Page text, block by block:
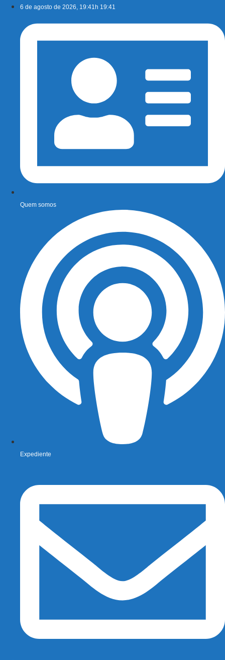
conteúdo
6 de agosto de 2026, 19:41h 19:41
Quem somos
Expediente